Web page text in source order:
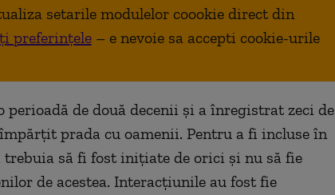
setarile modulelor coookie direct din
preferințele – e nevoie sa accepti cookie-urile
perioadă de două decenii și a înregistrat zeci de
prada cu oamenii. Pentru a fi incluse în
să fi fost inițiate de orici și nu să fie
de acestea. Interacțiunile au fost fie